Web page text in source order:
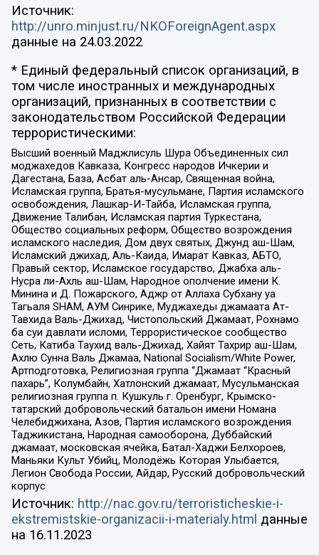
Источник:
http://unro.minjust.ru/NKOForeignAgent.aspx
данные на 24.03.2022
* Единый федеральный список организаций, в
том числе иностранных и международных
организаций, признанных в соответствии с
законодательством Российской Федерации
террористическими:
Высший военный Маджлисуль Шура Объединенных сил
моджахедов Кавказа, Конгресс народов Ичкерии и
Дагестана, База, Асбат аль-Ансар, Священная война,
Исламская группа, Братья-мусульмане, Партия исламского
освобождения, Лашкар-И-Тайба, Исламская группа,
Движение Талибан, Исламская партия Туркестана,
Общество социальных реформ, Общество возрождения
исламского наследия, Дом двух святых, Джунд аш-Шам,
Исламский джихад, Аль-Каида, Имарат Кавказ, АБТО,
Правый сектор, Исламское государство, Джабха аль-
Нусра ли-Ахль аш-Шам, Народное ополчение имени К.
Минина и Д. Пожарского, Аджр от Аллаха Субхану уа
Тагьаля SHAM, АУМ Синрике, Муджахеды джамаата Ат-
Тавхида Валь-Джихад, Чистопольский Джамаат, Рохнамо
ба суи давлати исломи, Террористическое сообщество
Сеть, Катиба Таухид валь-Джихад, Хайят Тахрир аш-Шам,
Ахлю Сунна Валь Джамаа, National Socialism/White Power,
Артподготовка, Религиозная группа “Джамаат “Красный
пахарь”, Колумбайн, Хатлонский джамаат, Мусульманская
религиозная группа п. Кушкуль г. Оренбург, Крымско-
татарский добровольческий батальон имени Номана
Челебиджихана, Азов, Партия исламского возрождения
Таджикистана, Народная самооборона, Дуббайский
джамаат, московская ячейка, Батал-Хаджи Белхороев,
Маньяки Культ Убийц, Молодёжь Которая Улыбается,
Легион Свобода России, Айдар, Русский добровольческий
корпус
Источник: http://nac.gov.ru/terroristicheskie-i-
ekstremistskie-organizacii-i-materialy.html данные
на 16.11.2023